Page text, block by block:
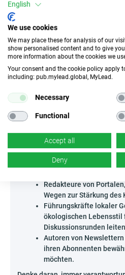
schnellen und konkreten
Betracht zu ziehen – das ist eine
Möglichkeit, Vertrauen
praktisch zu präsentieren, mit
Fragen der Teilnehmer
in der Welt moderner
inspiriere deine Zielgruppe,
Wer kann Armour Spray - PL
Das Programm wurde für alle
bewussten Entscheidungen
Ersteller von Experten-
Lifestyle, die auf der
Redakteure von
Wegen zur Stärkung des
Führungskräfte lokaler
ökologischen Lebensstil
Diskussionsrunden
Autoren von
ihren Abonnenten
möchten.
English
We use cookies
We may place these for analysis of our
show personalised content and to give
more information about the cookies we
Your consent and the cookie policy apply
including: pub.mylead.global, MyLead.
Necessary
Functional
Accept all
Deny